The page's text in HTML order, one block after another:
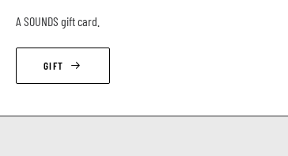
A SOUNDS gift card.
GIFT